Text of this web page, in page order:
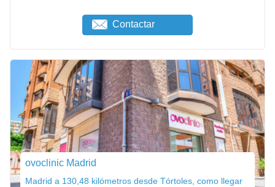
Contactar
ovoclinic Madrid
Madrid a 130,48 kilómetros desde Tórtoles, como llegar